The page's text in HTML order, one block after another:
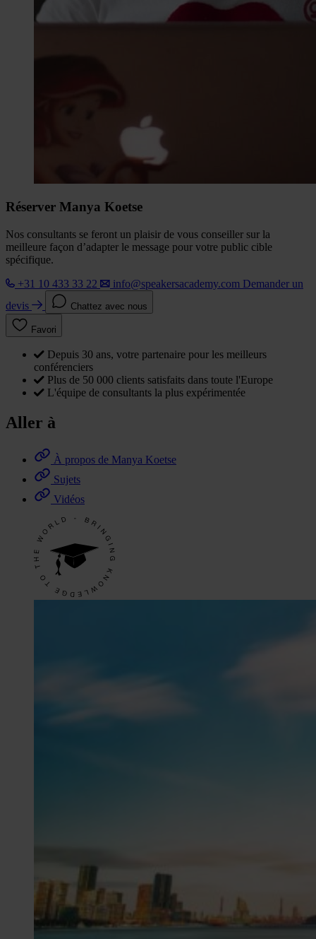
Réserver Manya Koetse
Nos consultants se feront un plaisir de vous conseiller sur la
meilleure façon d’adapter le message pour votre public cible
spécifique.
+31 10 433 33 22
info@speakersacademy.com Demander un
devis
Chattez avec nous
Favori
Depuis 30 ans, votre partenaire pour les meilleurs
conférenciers
Plus de 50 000 clients satisfaits dans toute l'Europe
L'équipe de consultants la plus expérimentée
Aller à
À propos de Manya Koetse
Sujets
Vidéos